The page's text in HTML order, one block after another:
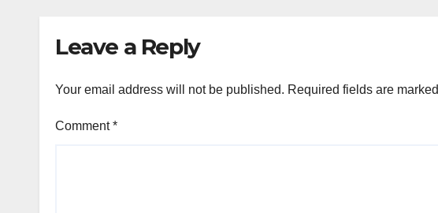
Leave a Reply
Your email address will not be published. Required fields are marked
Comment*